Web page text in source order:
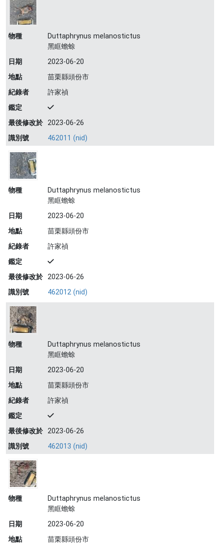
物種
Duttaphrynus melanostictus
黑眶蟾蜍
日期
2023-06-20
地點
苗栗縣頭份市
紀錄者
許家禎
鑑定
最後修改於 2023-06-26
識別號
462011 (nid)
物種
Duttaphrynus melanostictus
黑眶蟾蜍
日期
2023-06-20
地點
苗栗縣頭份市
紀錄者
許家禎
鑑定
最後修改於 2023-06-26
識別號
462012 (nid)
物種
Duttaphrynus melanostictus
黑眶蟾蜍
日期
2023-06-20
地點
苗栗縣頭份市
紀錄者
許家禎
鑑定
最後修改於 2023-06-26
識別號
462013 (nid)
物種
Duttaphrynus melanostictus
黑眶蟾蜍
日期
2023-06-20
地點
苗栗縣頭份市